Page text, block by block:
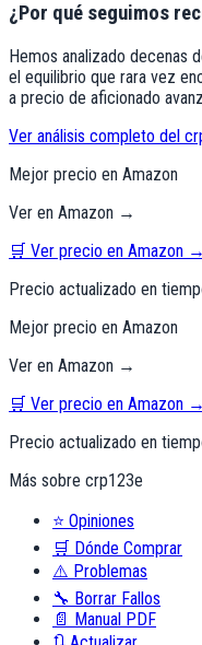
¿Por qué seguimos
Hemos analizado decenas
el equilibrio que rara vez
a precio de aficionado
Ver análisis completo del
Mejor precio en Amazon
Ver en Amazon →
🛒 Ver precio en Amazon →
Precio actualizado en
Mejor precio en Amazon
Ver en Amazon →
🛒 Ver precio en Amazon →
Precio actualizado en
Más sobre crp123e
⭐ Opiniones
🛒 Dónde Comprar
⚠️ Problemas
🔧 Borrar Fallos
📄 Manual PDF